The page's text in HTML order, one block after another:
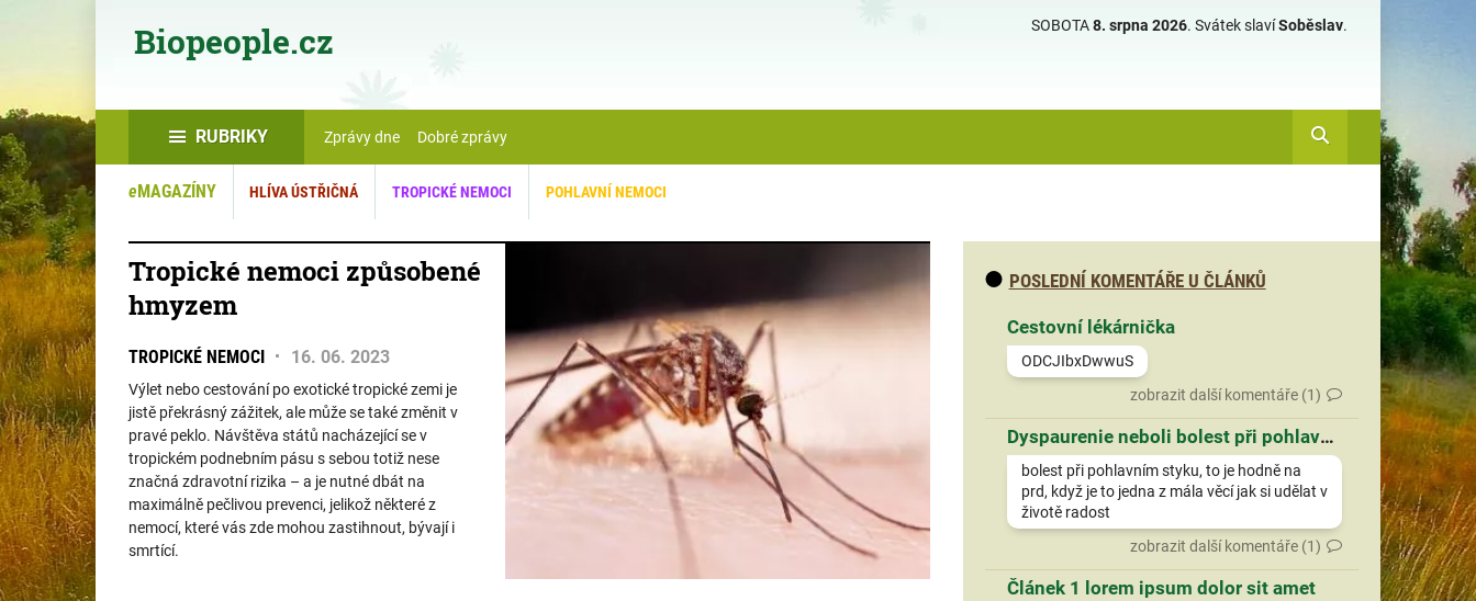
Biopeople.cz SOBOTA8. srpna 2026. Svátek slavíSoběslav.
RUBRIKY Zprávy dne Dobré zprávy
eMAGAZÍNY HLÍVA ÚSTŘIČNÁ TROPICKÉ NEMOCI POHLAVNÍ NEMOCI
Tropické nemoci způsobené
hmyzem
TROPICKÉ NEMOCI 16. 06. 2023
Výlet nebo cestování po exotické tropické zemi je
jistě překrásný zážitek, ale může se také změnit v
pravé peklo. Návštěva států nacházející se v
tropickém podnebním pásu s sebou totiž nese
značná zdravotní rizika – a je nutné dbát na
maximálně pečlivou prevenci, jelikož některé z
nemocí, které vás zde mohou zastihnout, bývají i
smrtící.
POSLEDNÍ KOMENTÁŘE U ČLÁNKŮ
Cestovní lékárnička
ODCJIbxDwwuS
zobrazit další komentáře (1)
Dyspaurenie neboli bolest při pohlavním styku
bolest při pohlavním styku, to je hodně na
prd, když je to jedna z mála věcí jak si udělat v
životě radost
zobrazit další komentáře (1)
Článek 1 lorem ipsum dolor sit amet